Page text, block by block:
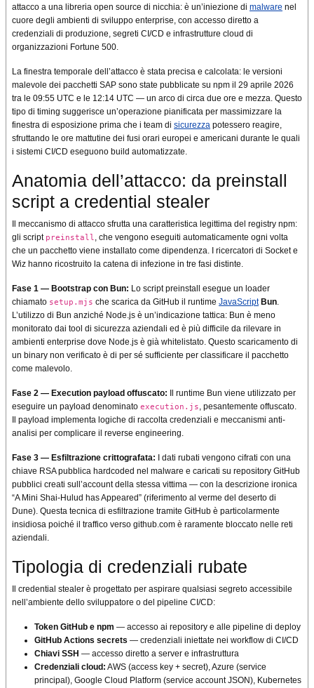
attacco a una libreria open source di nicchia: è un’iniezione di malware nel
cuore degli ambienti di sviluppo enterprise, con accesso diretto a
credenziali di produzione, segreti CI/CD e infrastrutture cloud di
organizzazioni Fortune 500.
La finestra temporale dell’attacco è stata precisa e calcolata: le versioni
malevole dei pacchetti SAP sono state pubblicate su npm il 29 aprile 2026
tra le 09:55 UTC e le 12:14 UTC — un arco di circa due ore e mezza. Questo
tipo di timing suggerisce un’operazione pianificata per massimizzare la
finestra di esposizione prima che i team di sicurezza potessero reagire,
sfruttando le ore mattutine dei fusi orari europei e americani durante le quali
i sistemi CI/CD eseguono build automatizzate.
Anatomia dell’attacco: da preinstall
script a credential stealer
Il meccanismo di attacco sfrutta una caratteristica legittima del registry npm:
gli script preinstall, che vengono eseguiti automaticamente ogni volta
che un pacchetto viene installato come dipendenza. I ricercatori di Socket e
Wiz hanno ricostruito la catena di infezione in tre fasi distinte.
Fase 1 — Bootstrap con Bun: Lo script preinstall esegue un loader
chiamato setup.mjs che scarica da GitHub il runtime JavaScript Bun.
L’utilizzo di Bun anziché Node.js è un’indicazione tattica: Bun è meno
monitorato dai tool di sicurezza aziendali ed è più difficile da rilevare in
ambienti enterprise dove Node.js è già whitelistato. Questo scaricamento di
un binary non verificato è di per sé sufficiente per classificare il pacchetto
come malevolo.
Fase 2 — Execution payload offuscato: Il runtime Bun viene utilizzato per
eseguire un payload denominato execution.js, pesantemente offuscato.
Il payload implementa logiche di raccolta credenziali e meccanismi anti-
analisi per complicare il reverse engineering.
Fase 3 — Esfiltrazione crittografata: I dati rubati vengono cifrati con una
chiave RSA pubblica hardcoded nel malware e caricati su repository GitHub
pubblici creati sull’account della stessa vittima — con la descrizione ironica
“A Mini Shai-Hulud has Appeared” (riferimento al verme del deserto di
Dune). Questa tecnica di esfiltrazione tramite GitHub è particolarmente
insidiosa poiché il traffico verso github.com è raramente bloccato nelle reti
aziendali.
Tipologia di credenziali rubate
Il credential stealer è progettato per aspirare qualsiasi segreto accessibile
nell’ambiente dello sviluppatore o del pipeline CI/CD:
Token GitHub e npm — accesso ai repository e alle pipeline di deploy
GitHub Actions secrets — credenziali iniettate nei workflow di CI/CD
Chiavi SSH — accesso diretto a server e infrastruttura
Credenziali cloud: AWS (access key + secret), Azure (service
principal), Google Cloud Platform (service account JSON), Kubernetes